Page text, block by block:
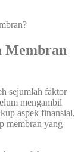
Membran
sejumlah faktor
mengambil
aspek finansial,
membran yang